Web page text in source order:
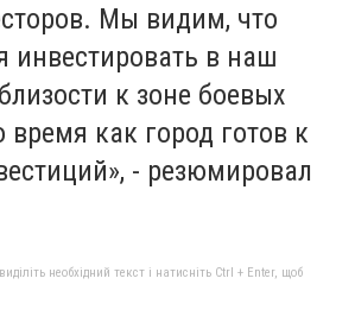
Мы видим, что
инвестировать в наш
к зоне боевых
время как город готов к
- резюмировал
необхідний текст і натисніть Ctrl + Enter, щоб